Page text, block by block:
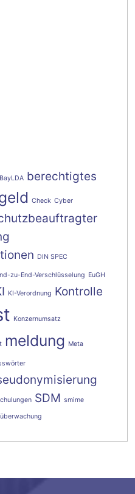
BayLDA berechtigtes
Check Cyber
DIN SPEC
zu-End-Verschlüsselung EuGH
KI-Verordnung Kontrolle
Konzernumsatz
meldung Meta
SDM smime